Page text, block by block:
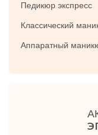
Педикюр экспресс
Классический
Аппаратный